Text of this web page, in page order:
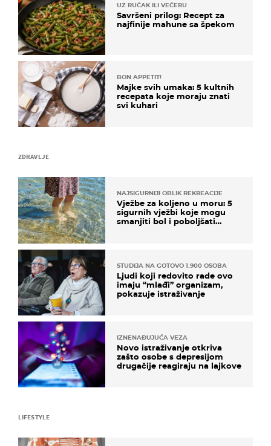
ZDRAVLJE
NAJSIGURNIJI OBLIK REKREACIJE
Vježbe za koljeno u moru: 5
sigurnih vježbi koje mogu
smanjiti bol i poboljšati
STUDIJA NA GOTOVO 1.900 OSOBA
Ljudi koji redovito rade ovo
imaju “mlađi” organizam,
pokazuje istraživanje
IZNENAĐUJUĆA VEZA
Novo istraživanje otkriva
zašto osobe s depresijom
drugačije reagiraju na lajkove
UZ RUČAK ILI VEČERU
Savršeni prilog: Recept za
najfinije mahune sa špekom
BON APPETIT!
Majke svih umaka: 5 kultnih
recepata koje moraju znati
svi kuhari
LIFESTYLE